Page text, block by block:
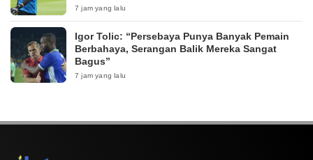
7 jam yang lalu
Igor Tolic: “Persebaya Punya Banyak Pemain
Berbahaya, Serangan Balik Mereka Sangat
Bagus”
7 jam yang lalu